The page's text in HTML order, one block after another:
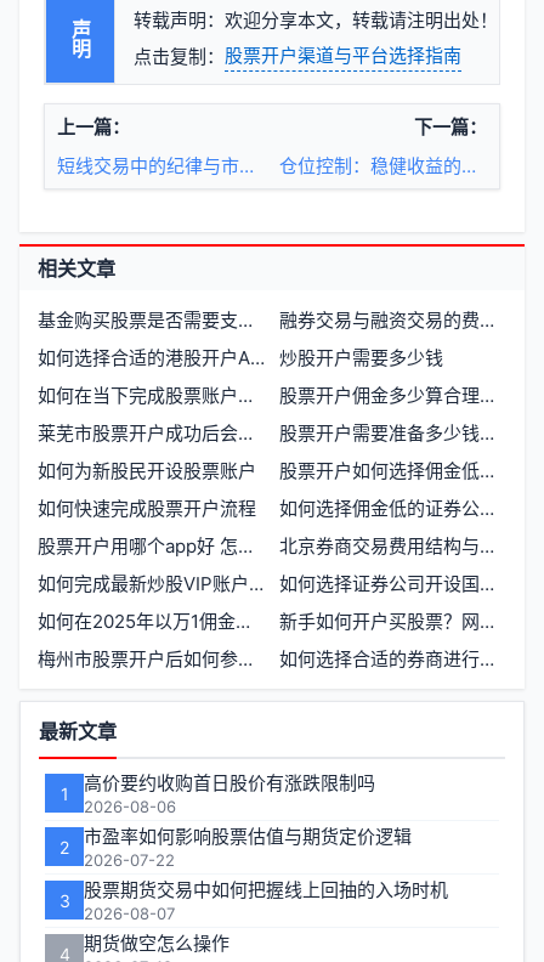
声明
转载声明：欢迎分享本文，转载请注明出处！
点击复制： 股票开户渠道与平台选择指南
上一篇：
短线交易中的纪律与市场节奏
下一篇：
仓位控制：稳健收益的底层逻辑
相关文章
基金购买股票是否需要支付手续费
融券交易与融资交易的费用差异解析
如何选择合适的港股开户App
炒股开户需要多少钱
如何在当下完成股票账户的开立与初步配置
股票开户佣金多少算合理？全流程指南
莱芜市股票开户成功后会收到哪些凭证
股票开户需要准备多少钱才能开始交易
如何为新股民开设股票账户
股票开户如何选择佣金低且服务可靠的证券公司
如何快速完成股票开户流程
如何选择佣金低的证券公司并顺利开户
股票开户用哪个app好 怎么开通股票账户
北京券商交易费用结构与平台使用费实况
如何完成最新炒股VIP账户开户全流程
如何选择证券公司开设国债逆回购账户
如何在2025年以万1佣金开设股票账户及寻找客户经理的技巧
新手如何开户买股票？网上佣金标准是多少
梅州市股票开户后如何参与优先股交易
如何选择合适的券商进行股票开户
功
能
区
最新文章
1 高价要约收购首日股价有涨跌限制吗
2026-08-06
2 市盈率如何影响股票估值与期货定价逻辑
2026-07-22
3 股票期货交易中如何把握线上回抽的入场时机
2026-08-07
4 期货做空怎么操作